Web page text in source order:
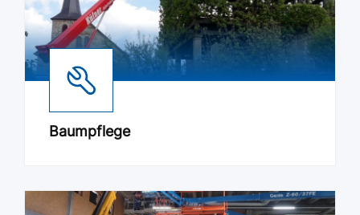
Baumpflege